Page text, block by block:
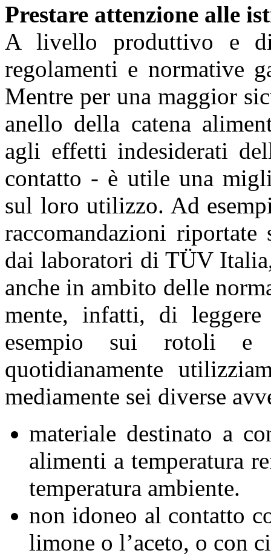
Prestare attenzione alle
A livello produttivo e
regolamenti e normative
Mentre per una maggior
anello della catena
agli effetti indesiderati
contatto - è utile una
sul loro utilizzo. Ad
raccomandazioni
dai laboratori di TÜV
anche in ambito delle
mente, infatti, di
esempio sui rotoli e
quotidianamente
mediamente sei diverse
materiale destinato a
alimenti a temperatura
temperatura ambiente.
non idoneo al contatto
limone o l’aceto, o con